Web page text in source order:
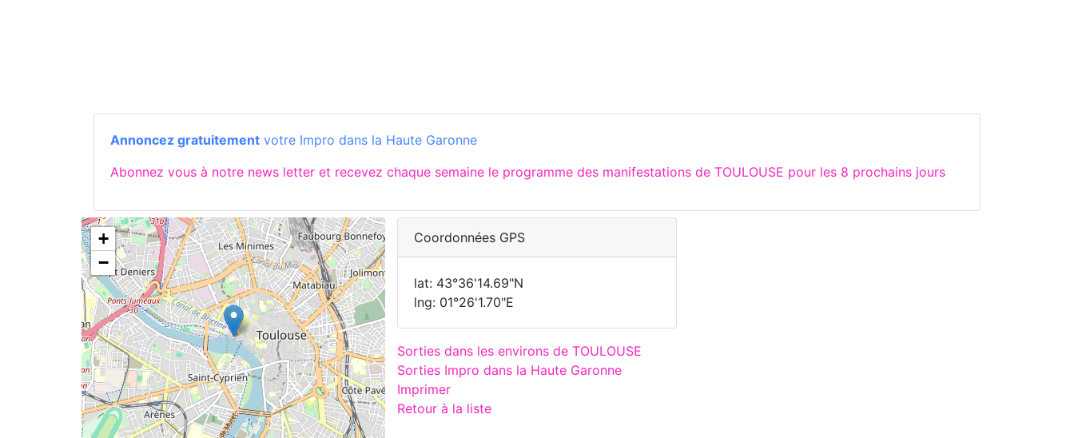
Annoncez gratuitement votre Impro dans la Haute Garonne
Abonnez vous à notre news letter et recevez chaque semaine le programme des manifestations de TOULOUSE pour les 8 prochains jours
+
−
Coordonnées GPS
lat: 43°36'14.69"N
lng: 01°26'1.70"E
Sorties dans les environs de TOULOUSE
Sorties Impro dans la Haute Garonne
Imprimer
Retour à la liste